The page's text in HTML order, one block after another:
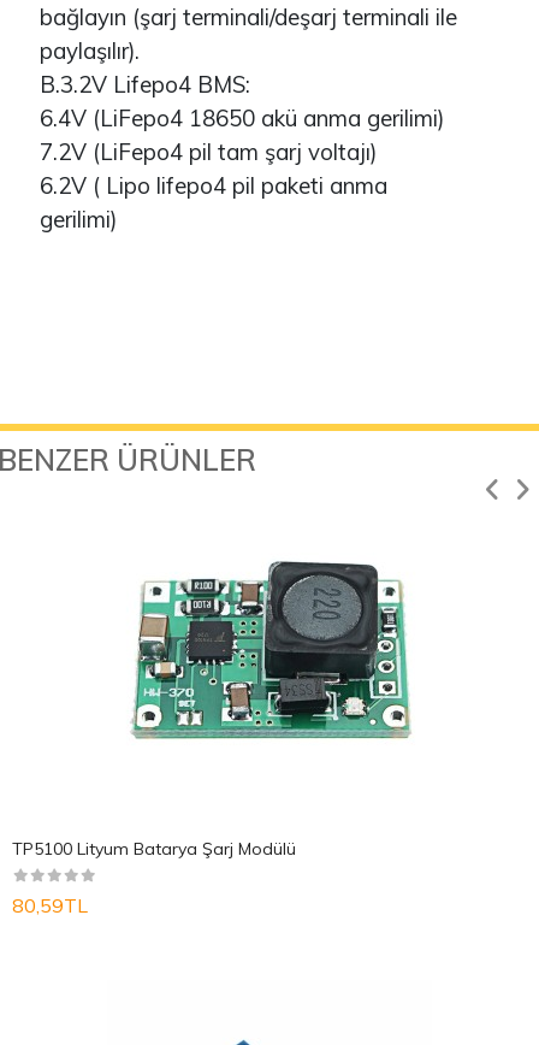
bağlayın (şarj terminali/deşarj terminali ile
paylaşılır).
B.3.2V Lifepo4 BMS:
6.4V (LiFepo4 18650 akü anma gerilimi)
7.2V (LiFepo4 pil tam şarj voltajı)
6.2V ( Lipo lifepo4 pil paketi anma
gerilimi)
ÜRÜNLER
TP5100 Lityum Batarya Şarj Modülü
80,59TL